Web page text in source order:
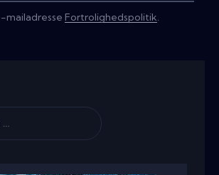
mailadresse Fortrolighedspolitik.